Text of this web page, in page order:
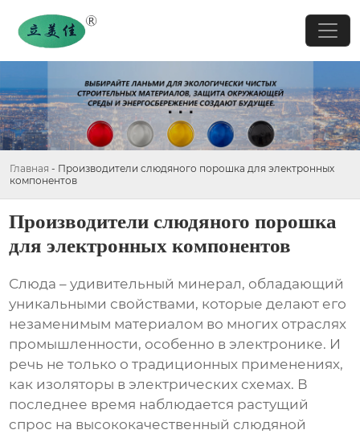
Главная - Производители слюдяного порошка для электронных
компонентов
Производители слюдяного порошка
для электронных компонентов
Слюда – удивительный минерал, обладающий
уникальными свойствами, которые делают его
незаменимым материалом во многих отраслях
промышленности, особенно в электронике. И
речь не только о традиционных применениях,
как изоляторы в электрических схемах. В
последнее время наблюдается растущий
спрос на высококачественный слюдяной